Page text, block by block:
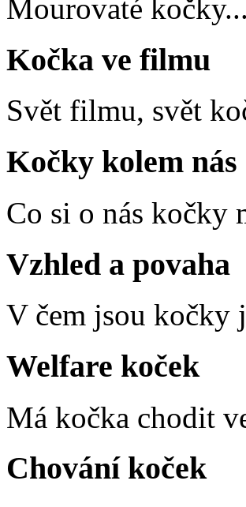
Mourovaté kočky...
Kočka ve filmu
Svět filmu, svět
Kočky kolem nás
Co si o nás kočky
Vzhled a povaha
V čem jsou kočky
Welfare koček
Má kočka chodit
Chování koček